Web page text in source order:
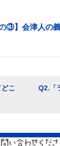
③】会津人の
こ
Q2.「